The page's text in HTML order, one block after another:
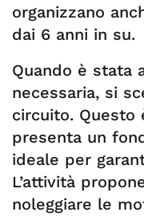
organizzano
dai 6 anni in su.
Quando è stata
necessaria, si
circuito. Questo
presenta un
ideale per
L’attività
noleggiare le